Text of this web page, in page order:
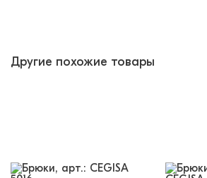
Другие похожие товары